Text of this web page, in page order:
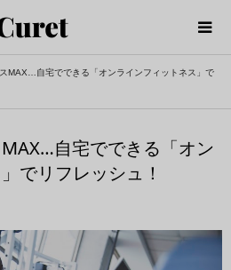
MAX…自宅でできる「オンラインフィットネス」で
自宅でできる「オン
でリフレッシュ！